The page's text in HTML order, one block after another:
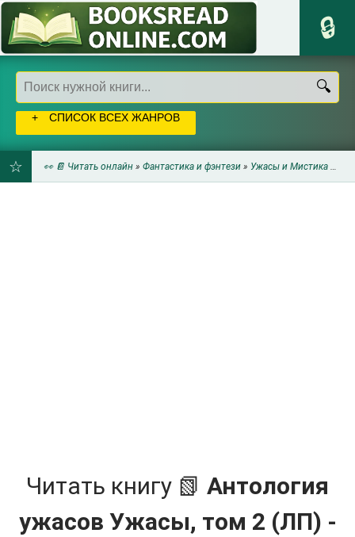
СПИСОК ВСЕХ ЖАНРОВ
👀 📔 Читать онлайн » Фантастика и фэнтези » Ужасы и Мистика
Читать книгу 📗 Антология
ужасов Ужасы, том 2 (ЛП) -